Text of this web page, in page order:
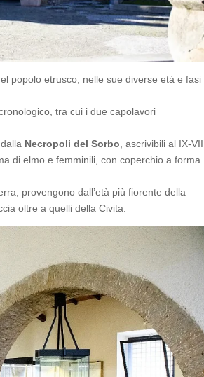
popolo etrusco, nelle sue diverse età e fasi
tra cui i due capolavori
Necropoli del Sorbo , ascrivibili al IX-VII
di elmo e femminili, con coperchio a forma
provengono dall’età più fiorente della
oltre a quelli della Civita.